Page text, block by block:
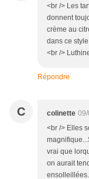
<br /> Les
donnent
crème au
dans ce
<br />
Répondre
C colinette
<br /> Elles
vrai que
on aurait